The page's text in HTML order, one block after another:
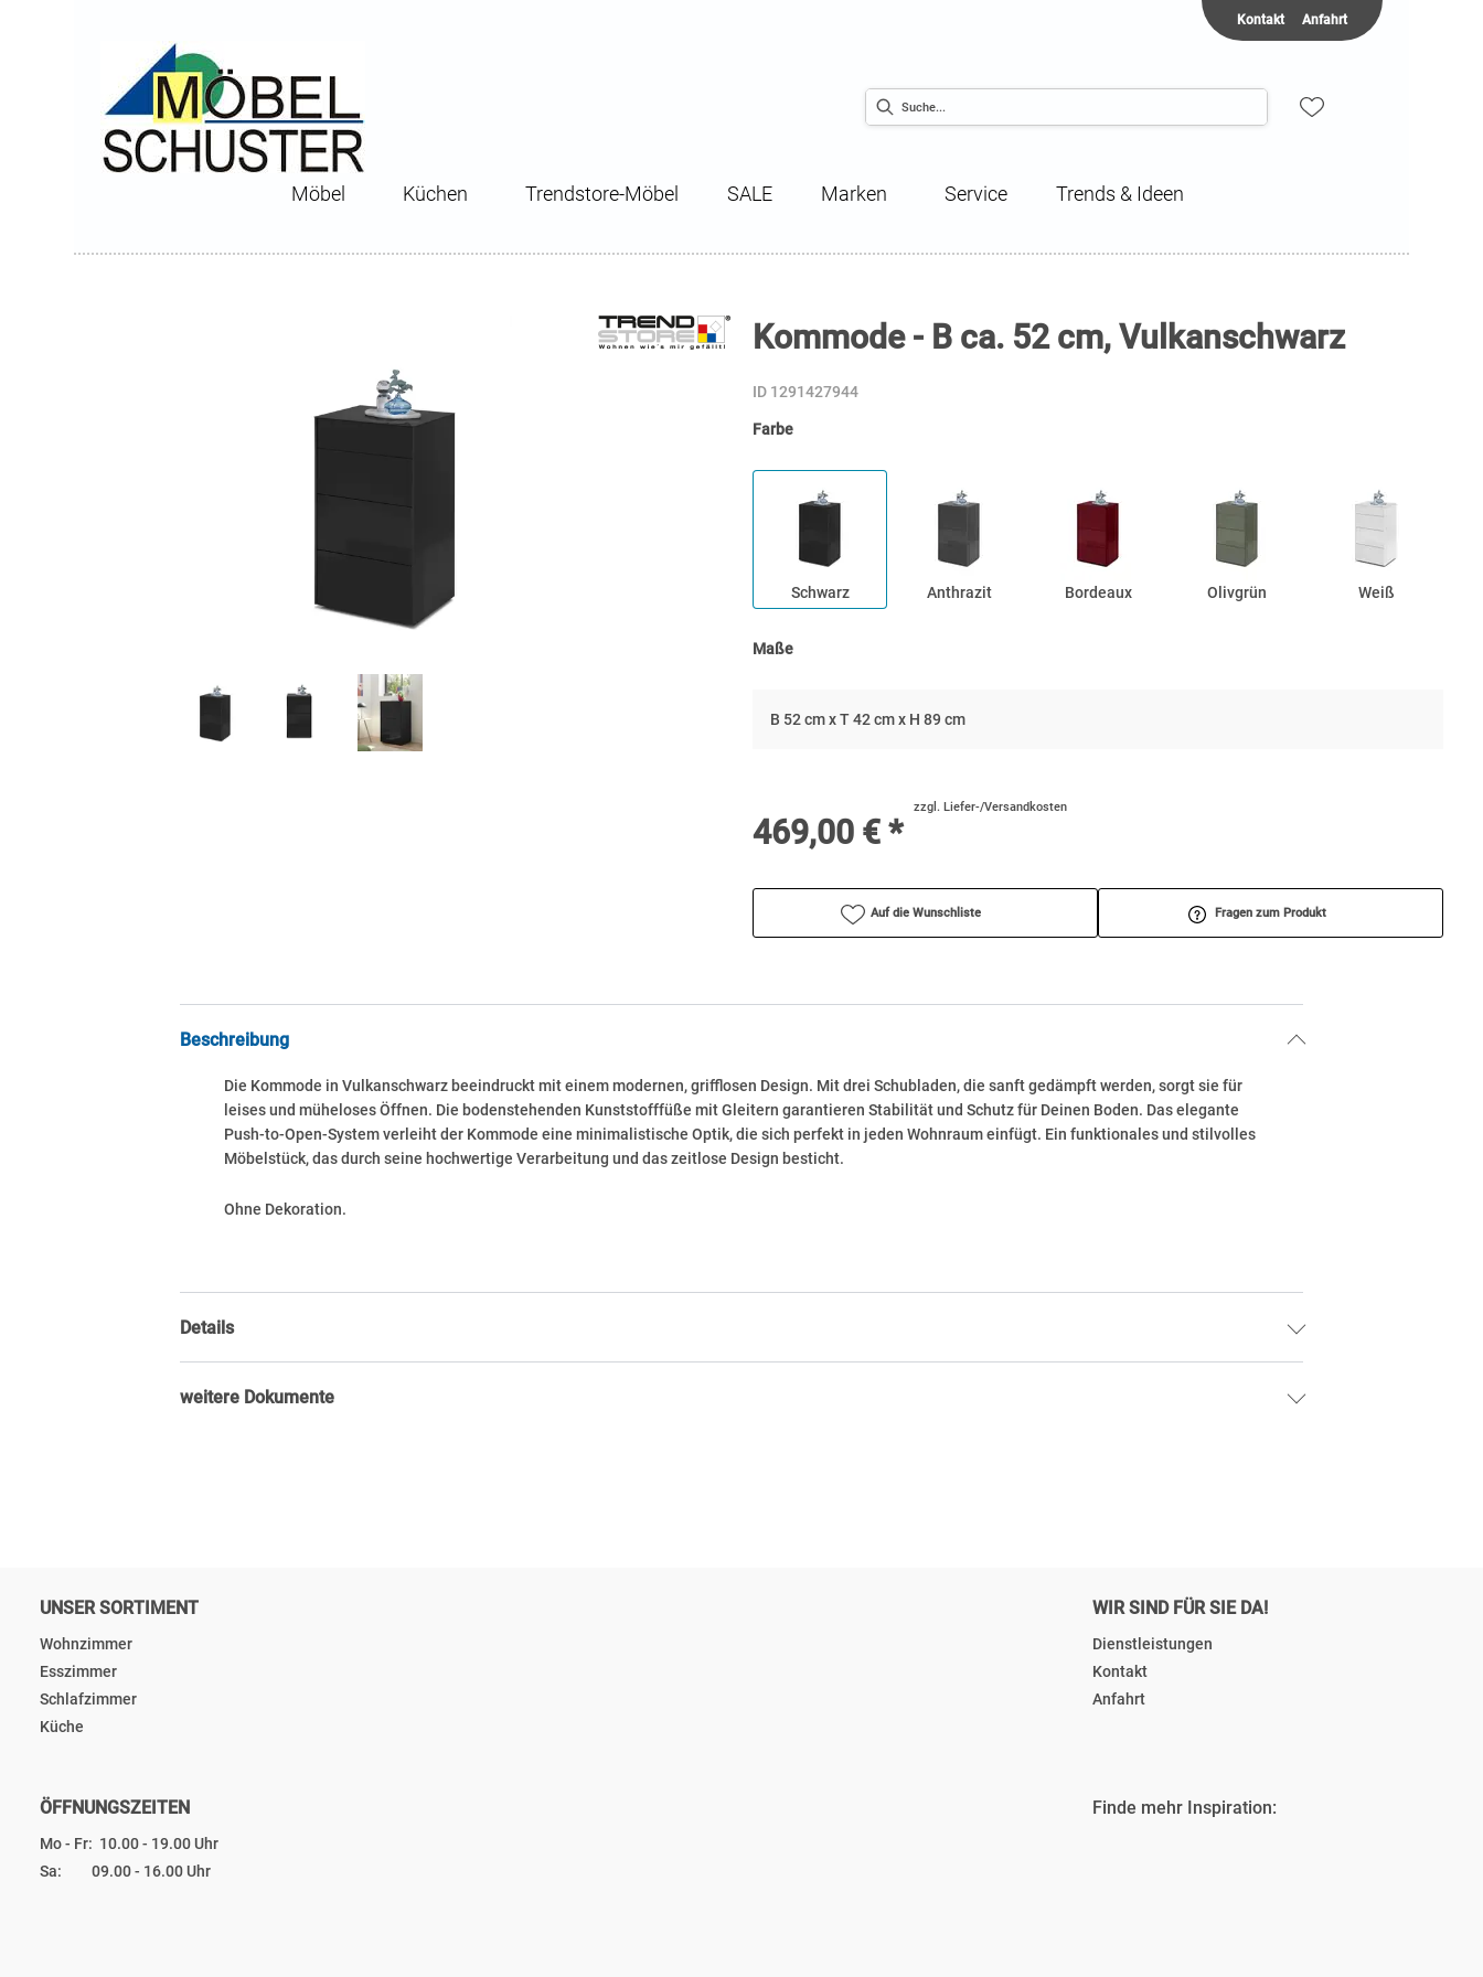
Kontakt Anfahrt
Möbel Küchen Trendstore-Möbel SALE Marken Service Trends & Ideen
Kommode - B ca. 52 cm, Vulkanschwarz
ID 1291427944
Farbe
Schwarz Anthrazit Bordeaux Olivgrün Weiß
Maße
B 52 cm x T 42 cm x H 89 cm
469,00 € *
zzgl. Liefer-/Versandkosten
Auf die Wunschliste Fragen zum Produkt
Beschreibung
Die Kommode in Vulkanschwarz beeindruckt mit einem modernen, grifflosen Design. Mit drei Schubladen, die sanft gedämpft werden, sorgt sie für
leises und müheloses Öffnen. Die bodenstehenden Kunststofffüße mit Gleitern garantieren Stabilität und Schutz für Deinen Boden. Das elegante
Push-to-Open-System verleiht der Kommode eine minimalistische Optik, die sich perfekt in jeden Wohnraum einfügt. Ein funktionales und stilvolles
Möbelstück, das durch seine hochwertige Verarbeitung und das zeitlose Design besticht.
Ohne Dekoration.
Details
weitere Dokumente
UNSER SORTIMENT
Wohnzimmer
Esszimmer
Schlafzimmer
Küche
WIR SIND FÜR SIE DA!
Dienstleistungen
Kontakt
Anfahrt
ÖFFNUNGSZEITEN
Mo - Fr: 10.00 - 19.00 Uhr
Sa: 09.00 - 16.00 Uhr
Finde mehr Inspiration: